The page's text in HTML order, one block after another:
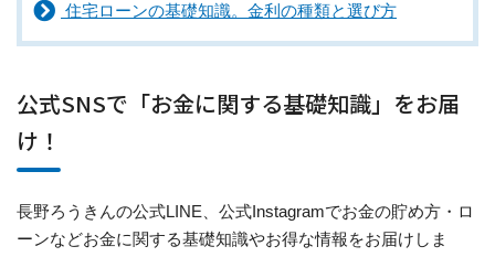
住宅ローンの基礎知識。金利の種類と選び方
公式SNSで「お金に関する基礎知識」をお届
け！
長野ろうきんの公式LINE、公式Instagramでお金の貯め方・ロ
ーンなどお金に関する基礎知識やお得な情報をお届けしま